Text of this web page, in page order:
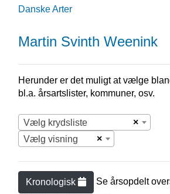
Danske Arter
Martin Svinth Weenink
Herunder er det muligt at vælge
bl.a. årsartslister, kommuner, osv.
×
Vælg krydsliste
×
Vælg visning
Kronologisk Se årsopdelt